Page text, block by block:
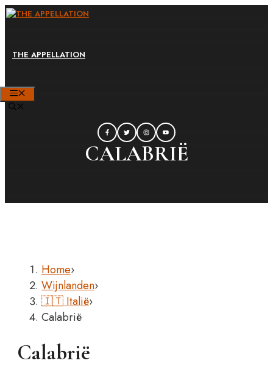
Ga
inhoud
THE APPELLATION
CALABRIË
Home›
Wijnlanden›
🇮🇹 Italië›
Calabrië
Calabrië